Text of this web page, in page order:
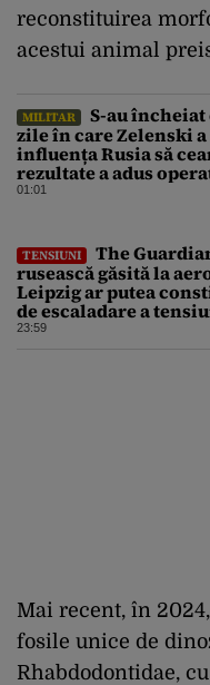
reconstituirea
acestui animal
MILITAR
S-au încheiat
zile în care Zelenski a
influența Rusia să
rezultate a adus
Kievului
01:01
TENSIUNI
The
rusească găsită la
Leipzig ar putea
de escaladare a
Rusia
23:59
Mai recent, în
fosile unice de
Rhabdodontidae,